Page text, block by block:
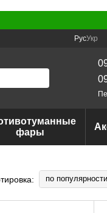
РусУкр
фары
по популярности